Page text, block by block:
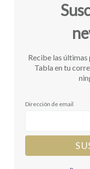
Recibe las
Tabla en tu
Dirección de email